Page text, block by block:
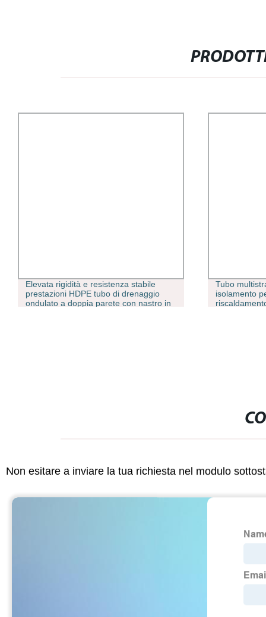
Elevata rigidità e resistenza stabile
prestazioni HDPE tubo di drenaggio
ondulato a doppia parete con nastro in
Tubo
isolamento
Non esitare a inviare la tua richiesta nel modulo